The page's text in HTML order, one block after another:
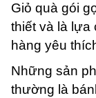
Giỏ quà gói
thiết và là lựa
hàng yêu
Những sản
thường là